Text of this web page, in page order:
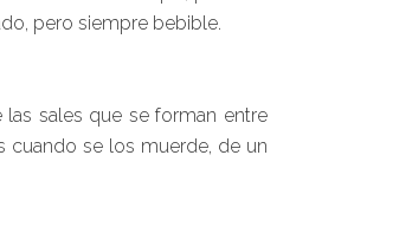
pero siempre bebible.
sales que se forman entre
cuando se los muerde, de un